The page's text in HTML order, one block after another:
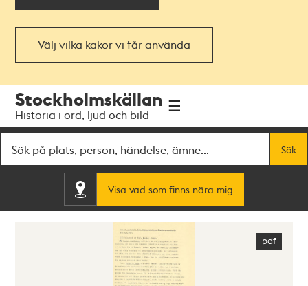
Välj vilka kakor vi får använda
navigationen
huvudinnehållet
Stockholmskällan
Historia i ord, ljud och bild
Sök
Visa vad som finns nära mig